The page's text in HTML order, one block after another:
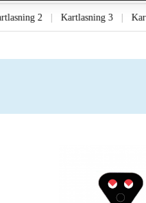
| Kartlasning 2 | Kartlasning 3